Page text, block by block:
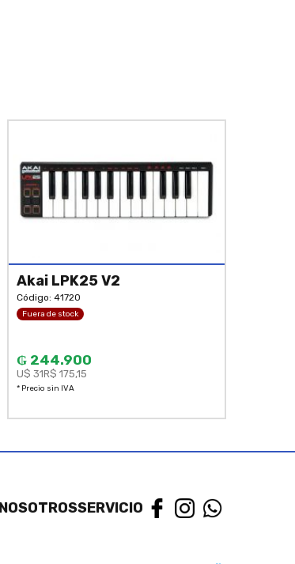
Akai LPK25 V2
Código: 41720
Fuera de stock
₲ 244.900
U$ 31R$ 175,15
* Precio sin IVA
SERVICIO